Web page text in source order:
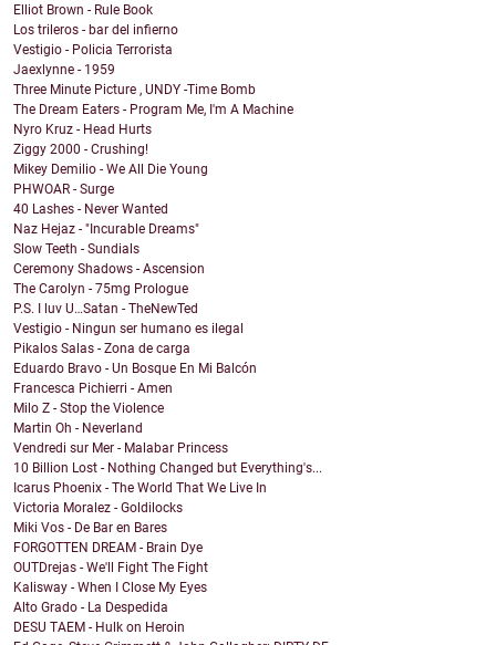
Elliot Brown - Rule Book
Los trileros - bar del infierno
Vestigio - Policia Terrorista
Jaexlynne - 1959
Three Minute Picture , UNDY -Time Bomb
The Dream Eaters - Program Me, I'm A Machine
Nyro Kruz - Head Hurts
Ziggy 2000 - Crushing!
Mikey Demilio - We All Die Young
PHWOAR - Surge
40 Lashes - Never Wanted
Naz Hejaz - "Incurable Dreams"
Slow Teeth - Sundials
Ceremony Shadows - Ascension
The Carolyn - 75mg Prologue
P.S. I luv U…Satan - TheNewTed
Vestigio - Ningun ser humano es ilegal
Pikalos Salas - Zona de carga
Eduardo Bravo - Un Bosque En Mi Balcón
Francesca Pichierri - Amen
Milo Z - Stop the Violence
Martin Oh - Neverland
Vendredi sur Mer - Malabar Princess
10 Billion Lost - Nothing Changed but Everything's...
Icarus Phoenix - The World That We Live In
Victoria Moralez - Goldilocks
Miki Vos - De Bar en Bares
FORGOTTEN DREAM - Brain Dye
OUTDrejas - We'll Fight The Fight
Kalisway - When I Close My Eyes
Alto Grado - La Despedida
DESU TAEM - Hulk on Heroin